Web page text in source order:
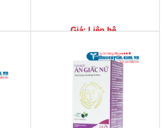
Giá: Liên hệ